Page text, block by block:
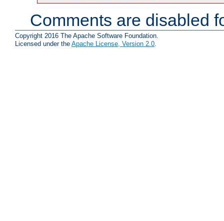
Comments are disabled
Copyright 2016 The Apache Software Foundation.
Licensed under the Apache License, Version 2.0.